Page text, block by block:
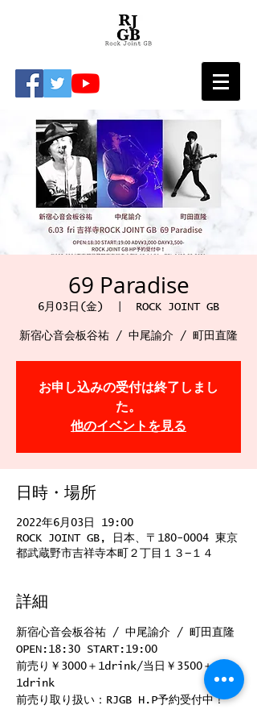
69 Paradise
6月03日(金) ROCK JOINT GB
新宿心音会板谷祐 / 中尾諭介 / 町田直隆
お申し込みの受付は終了しまし
た。
他のイベントを見る
日時・場所
2022年6月03日 19:00
ROCK JOINT GB, 日本、〒180-0004 東京
都武蔵野市吉祥寺本町２丁目１３−１４
詳細
新宿心音会板谷祐 / 中尾諭介 / 町田直隆
OPEN:18:30 START:19:00
前売り￥3000＋1drink/当日￥3500＋
1drink
前売り取り扱い：RJGB H.P予約受付中！